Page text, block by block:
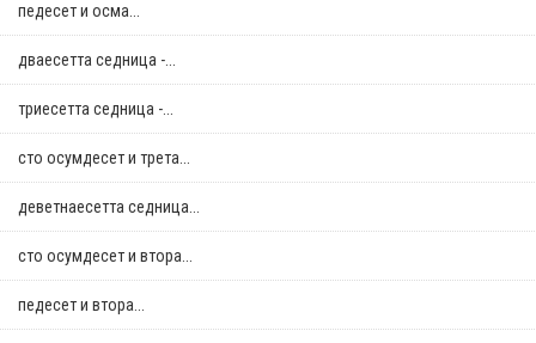
педесет и осма...
дваесетта седница -...
триесетта седница -...
сто осумдесет и трета...
деветнаесетта седница...
сто осумдесет и втора...
педесет и втора...